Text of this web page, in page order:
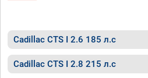
Cadillac CTS I 2.6 185 л.с
Cadillac CTS I 2.8 215 л.с